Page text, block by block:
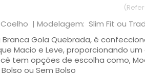
| Modelagem: Slim Fit ou
Gola Quebrada, é
Macio e Leve, proporcionando
tem opções de escolha como,
ou Sem Bolso